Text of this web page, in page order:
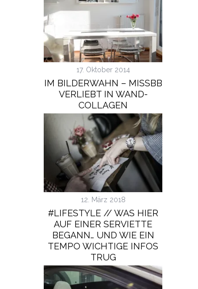
17. Oktober 2014
IM BILDERWAHN – MISSBB
VERLIEBT IN WAND-
COLLAGEN
12. März 2018
#LIFESTYLE // WAS HIER
AUF EINER SERVIETTE
BEGANN… UND WIE EIN
TEMPO WICHTIGE INFOS
TRUG